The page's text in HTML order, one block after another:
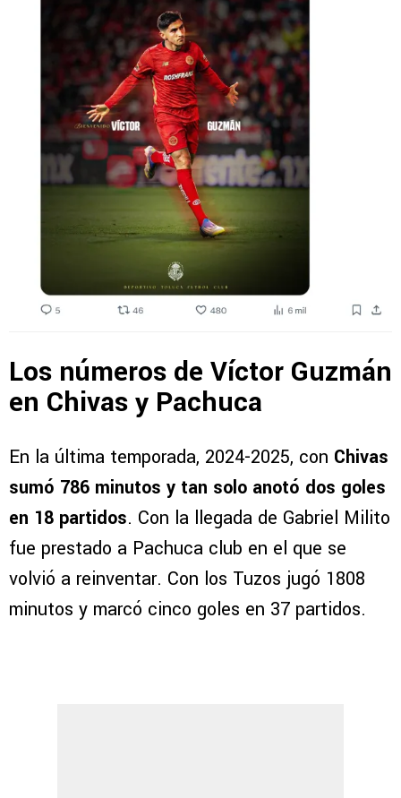
Los números de Víctor Guzmán
en Chivas y Pachuca
En la última temporada, 2024-2025, con Chivas
sumó 786 minutos y tan solo anotó dos goles
en 18 partidos. Con la llegada de Gabriel Milito
fue prestado a Pachuca club en el que se
volvió a reinventar. Con los Tuzos jugó 1808
minutos y marcó cinco goles en 37 partidos.